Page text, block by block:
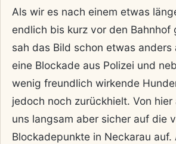
Als wir es nach einem etwas
endlich bis kurz vor den
sah das Bild schon etwas anders
eine Blockade aus Polizei und
wenig freundlich wirkende
jedoch noch zurückhielt. Von
uns langsam aber sicher auf die
Blockadepunkte in Neckarau auf.